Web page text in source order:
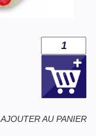
AJOUTER AU PANIER